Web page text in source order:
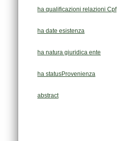
ha qualificazioni relazioni Cpf
ha date esistenza
ha natura giuridica ente
ha statusProvenienza
abstract